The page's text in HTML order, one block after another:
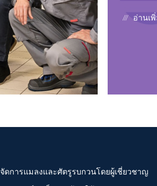
อ่านเ
จัดการแมลงและศัตรูรบกวนโดยผู้เชี่ยวชาญ